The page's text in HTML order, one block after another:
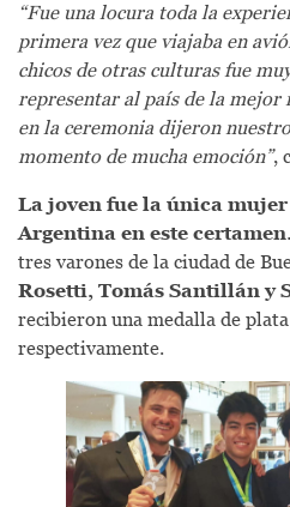
“Fue una locura toda la
primera vez que viajaba en
chicos de otras culturas fue
representar al país de la mejor
en la ceremonia dijeron
momento de mucha emoción”,
La joven fue la única mujer
Argentina en este certamen.
tres varones de la ciudad de
Rosetti, Tomás Santillán y
recibieron una medalla de
respectivamente.